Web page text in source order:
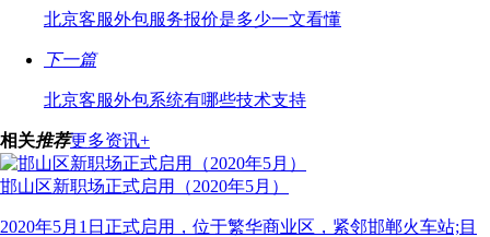
北京客服外包服务报价是多少一文看懂
下一篇
北京客服外包系统有哪些技术支持
相关推荐更多资讯+
邯山区新职场正式启用（2020年5月）
2020年5月1日正式启用，位于繁华商业区，紧邻邯郸火车站;目